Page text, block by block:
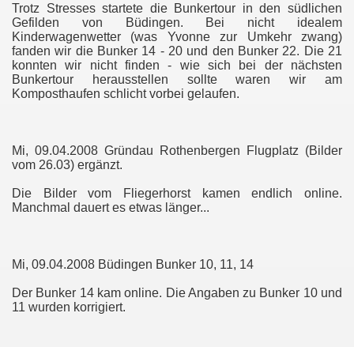
Trotz Stresses startete die Bunkertour in den südlichen
Gefilden von Büdingen. Bei nicht idealem
Kinderwagenwetter (was Yvonne zur Umkehr zwang)
fanden wir die Bunker 14 - 20 und den Bunker 22. Die 21
konnten wir nicht finden - wie sich bei der nächsten
Bunkertour herausstellen sollte waren wir am
Komposthaufen schlicht vorbei gelaufen.
Mi, 09.04.2008 Gründau Rothenbergen Flugplatz (Bilder
vom 26.03) ergänzt.
Die Bilder vom Fliegerhorst kamen endlich online.
Manchmal dauert es etwas länger...
Mi, 09.04.2008 Büdingen Bunker 10, 11, 14
Der Bunker 14 kam online. Die Angaben zu Bunker 10 und
11 wurden korrigiert.